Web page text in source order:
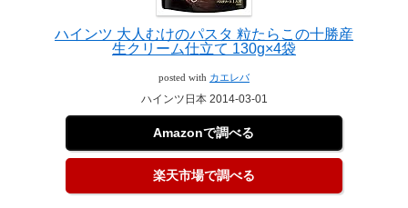
ハインツ 大人むけのパスタ 粒たらこの十勝産
生クリーム仕立て 130g×4袋
posted with カエレバ
ハインツ日本 2014-03-01
Amazonで調べる
楽天市場で調べる